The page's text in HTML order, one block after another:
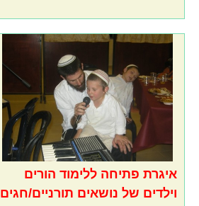
איגרת פתיחה ללימוד הורים
וילדים של נושאים תורניים/חגים